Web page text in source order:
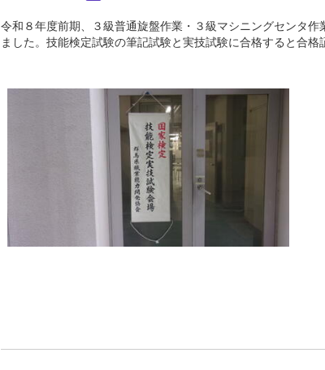
令和８年度前期、３級普通旋盤作業・３級マシニングセンタ
ました。技能検定試験の筆記試験と実技試験に合格すると合格